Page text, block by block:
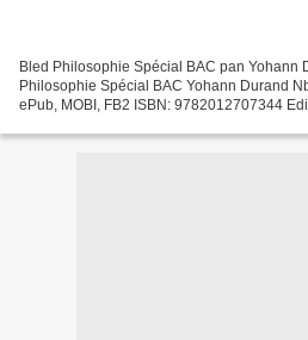
Bled Philosophie Spécial BAC pan Yohann
Philosophie Spécial BAC Yohann Durand
ePub, MOBI, FB2 ISBN: 9782012707344